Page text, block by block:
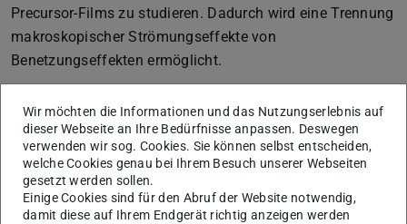
Precursor-Films zu studieren. Dadurch wird eine Trennung
makroskopischer Strömungseffekte von
Benetzungseffekten ermöglicht.
Wir möchten die Informationen und das Nutzungserlebnis auf
dieser Webseite an Ihre Bedürfnisse anpassen. Deswegen
verwenden wir sog. Cookies. Sie können selbst entscheiden,
welche Cookies genau bei Ihrem Besuch unserer Webseiten
gesetzt werden sollen.
Einige Cookies sind für den Abruf der Website notwendig,
damit diese auf Ihrem Endgerät richtig anzeigen werden